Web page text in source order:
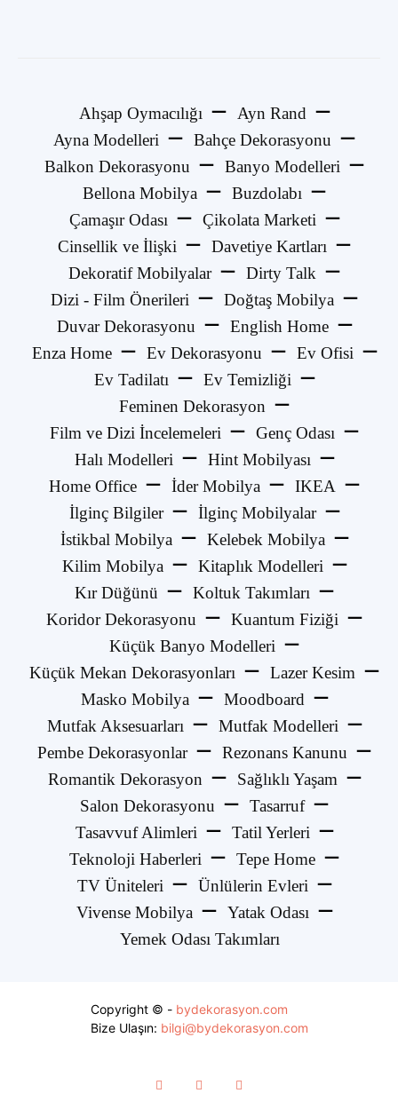
Ahşap Oymacılığı
Ayn Rand
Ayna Modelleri
Bahçe Dekorasyonu
Balkon Dekorasyonu
Banyo Modelleri
Bellona Mobilya
Buzdolabı
Çamaşır Odası
Çikolata Marketi
Cinsellik ve İlişki
Davetiye Kartları
Dekoratif Mobilyalar
Dirty Talk
Dizi - Film Önerileri
Doğtaş Mobilya
Duvar Dekorasyonu
English Home
Enza Home
Ev Dekorasyonu
Ev Ofisi
Ev Tadilatı
Ev Temizliği
Feminen Dekorasyon
Film ve Dizi İncelemeleri
Genç Odası
Halı Modelleri
Hint Mobilyası
Home Office
İder Mobilya
IKEA
İlginç Bilgiler
İlginç Mobilyalar
İstikbal Mobilya
Kelebek Mobilya
Kilim Mobilya
Kitaplık Modelleri
Kır Düğünü
Koltuk Takımları
Koridor Dekorasyonu
Kuantum Fiziği
Küçük Banyo Modelleri
Küçük Mekan Dekorasyonları
Lazer Kesim
Masko Mobilya
Moodboard
Mutfak Aksesuarları
Mutfak Modelleri
Pembe Dekorasyonlar
Rezonans Kanunu
Romantik Dekorasyon
Sağlıklı Yaşam
Salon Dekorasyonu
Tasarruf
Tasavvuf Alimleri
Tatil Yerleri
Teknoloji Haberleri
Tepe Home
TV Üniteleri
Ünlülerin Evleri
Vivense Mobilya
Yatak Odası
Yemek Odası Takımları
Copyright © - bydekorasyon.com
Bize Ulaşın: bilgi@bydekorasyon.com